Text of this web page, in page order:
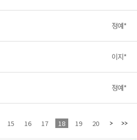
정예*
이지*
정예*
15 16 17 18 19 20